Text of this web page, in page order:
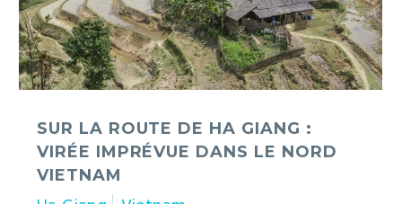
virée
imprévue
dans
le
Vietnam
SUR LA ROUTE DE HA GIANG :
VIRÉE IMPRÉVUE DANS LE NORD
VIETNAM